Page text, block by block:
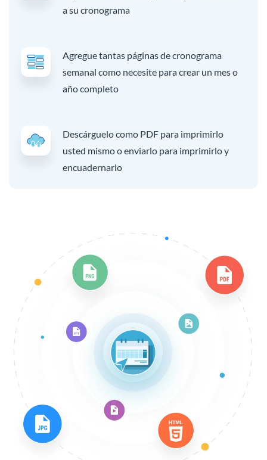
a su cronograma
Agregue tantas páginas de cronograma
semanal como necesite para crear un mes o
año completo
Descárguelo como PDF para imprimirlo
usted mismo o enviarlo para imprimirlo y
encuadernarlo